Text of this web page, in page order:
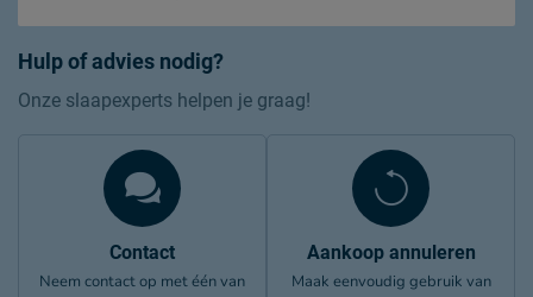
Hulp of advies nodig?
Onze slaapexperts helpen je graag!
Contact
Neem contact op met één van
Aankoop annuleren
Maak eenvoudig gebruik van